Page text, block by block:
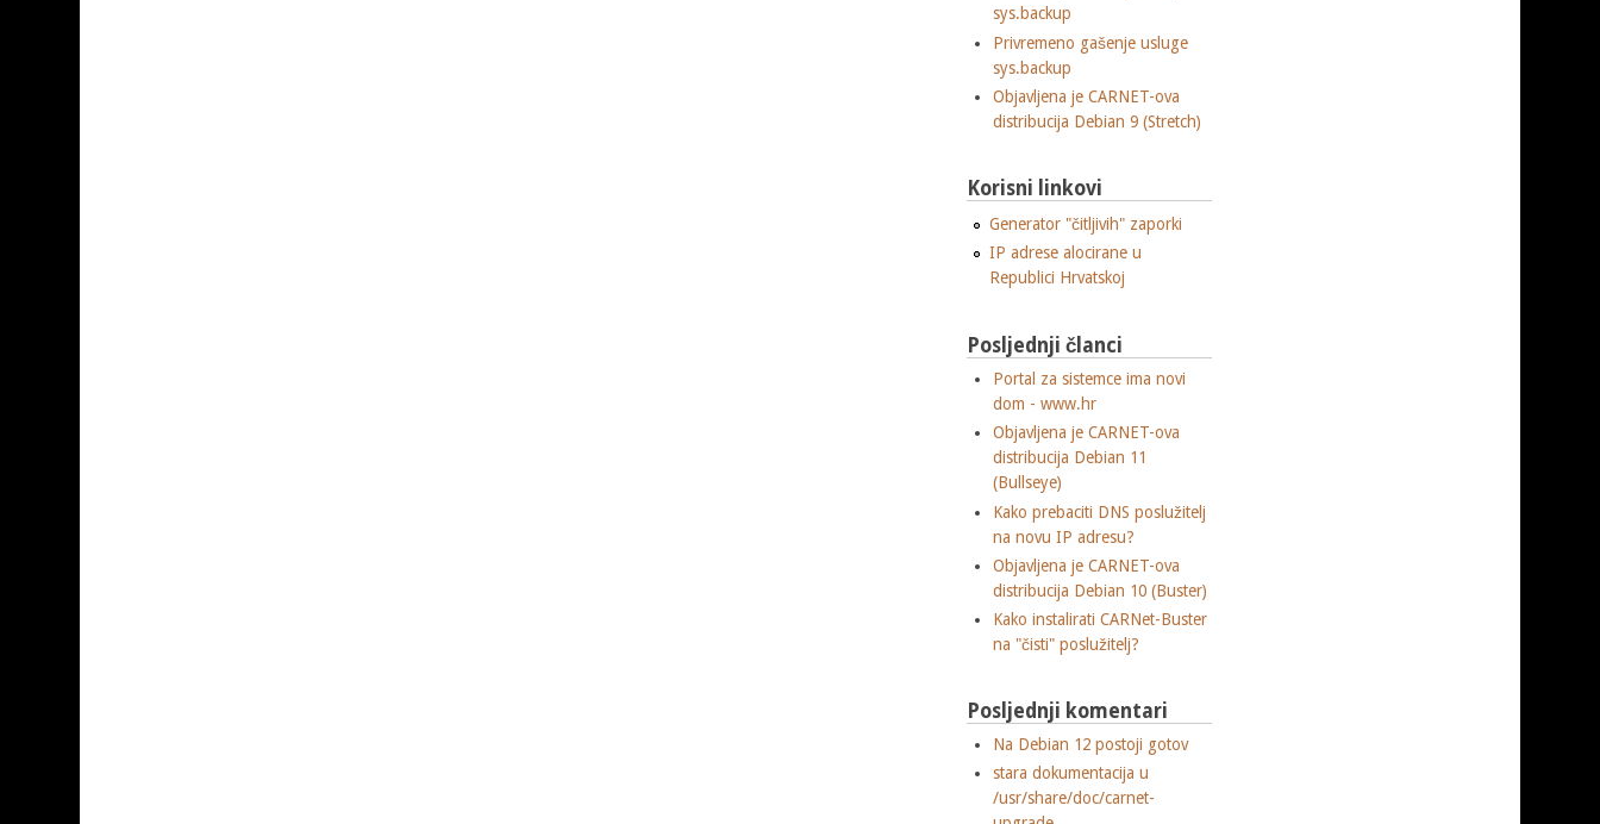
sys.backup
Privremeno gašenje usluge
sys.backup
Objavljena je CARNET-ova
distribucija Debian 9 (Stretch)
Korisni linkovi
Generator "čitljivih" zaporki
IP adrese alocirane u
Republici Hrvatskoj
Posljednji članci
Portal za sistemce ima novi
dom - www.hr
Objavljena je CARNET-ova
distribucija Debian 11
(Bullseye)
Kako prebaciti DNS poslužitelj
na novu IP adresu?
Objavljena je CARNET-ova
distribucija Debian 10 (Buster)
Kako instalirati CARNet-Buster
na "čisti" poslužitelj?
Posljednji komentari
Na Debian 12 postoji gotov
stara dokumentacija u
/usr/share/doc/carnet-